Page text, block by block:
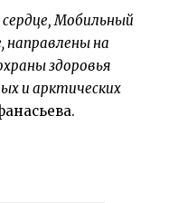
Мобильный
направлены на
здоровья
и арктических